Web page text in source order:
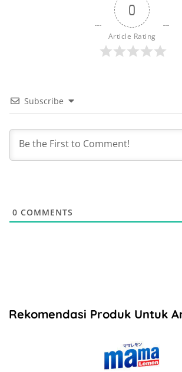
0
Article Rating
Subscribe
0 COMMENTS
Rekomendasi Produk Untuk